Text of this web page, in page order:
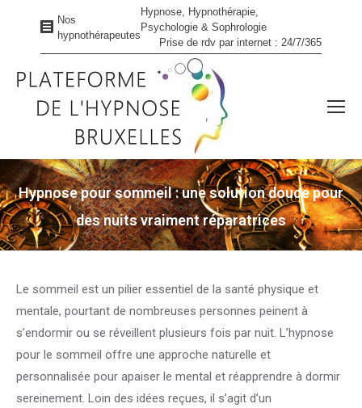
Nos
hypnothérapeutes
Hypnose, Hypnothérapie,
Psychologie & Sophrologie
Prise de rdv par internet : 24/7/365
Hypnose pour sommeil : une solution douce pour
des nuits vraiment réparatrices
Vous êtes ici :
Le sommeil est un pilier essentiel de la santé physique et
mentale, pourtant de nombreuses personnes peinent à
s’endormir ou se réveillent plusieurs fois par nuit. L’hypnose
pour le sommeil offre une approche naturelle et
personnalisée pour apaiser le mental et réapprendre à dormir
sereinement. Loin des idées reçues, il s’agit d’un